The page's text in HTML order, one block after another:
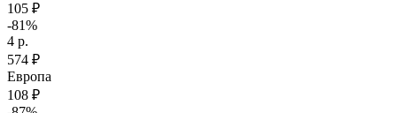
105 ₽
-81%
4 р.
574 ₽
Европа
108 ₽